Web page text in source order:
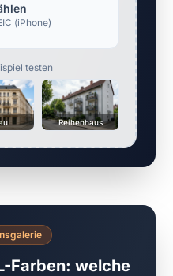
(iPhone)
testen
Reihenhaus
Farben: welche